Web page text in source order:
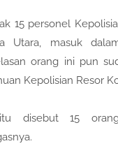
15 personel
Utara, masuk
orang ini pun
Kepolisian Resor
disebut 15